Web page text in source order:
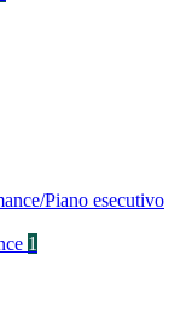
Piano esecutivo
1